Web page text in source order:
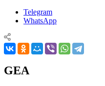
Telegram
WhatsApp
GEA